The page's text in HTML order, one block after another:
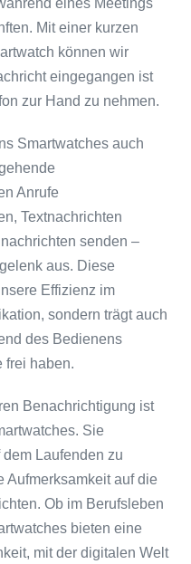
eines Meetings
Mit einer kurzen
können wir
eingegangen ist
zur Hand zu nehmen.
Smartwatches auch
Anrufe
Textnachrichten
senden –
aus. Diese
Effizienz im
sondern trägt auch
des Bedienens
frei haben.
Benachrichtigung ist
Sie
Laufenden zu
Aufmerksamkeit auf die
Ob im Berufsleben
bieten eine
mit der digitalen Welt